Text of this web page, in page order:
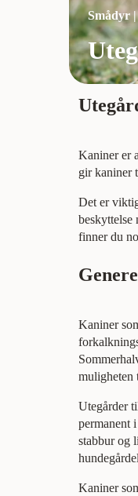
Smådyr
Kaniner er
gir kaniner
Det er
finner du
Kaniner
muligheten
Utegårder
permanent
stabbur og
Kaniner